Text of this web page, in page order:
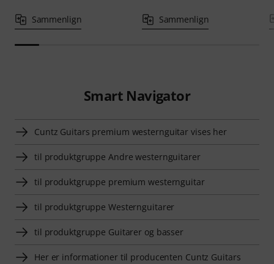
Sammenlign Sammenlign
Smart Navigator
Cuntz Guitars premium westernguitar vises her
til produktgruppe Andre westernguitarer
til produktgruppe premium westernguitar
til produktgruppe Westernguitarer
til produktgruppe Guitarer og basser
Her er informationer til producenten Cuntz Guitars